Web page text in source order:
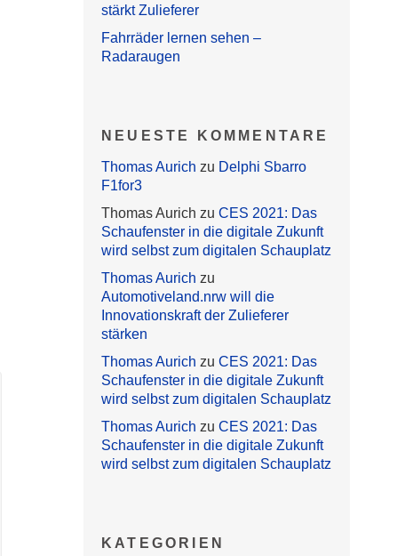
stärkt Zulieferer
Fahrräder lernen sehen –
Radaraugen
NEUESTE KOMMENTARE
Thomas Aurich zu Delphi Sbarro
F1for3
Thomas Aurich zu CES 2021: Das
Schaufenster in die digitale Zukunft
wird selbst zum digitalen Schauplatz
Thomas Aurich zu
Automotiveland.nrw will die
Innovationskraft der Zulieferer
stärken
Thomas Aurich zu CES 2021: Das
Schaufenster in die digitale Zukunft
wird selbst zum digitalen Schauplatz
Thomas Aurich zu CES 2021: Das
Schaufenster in die digitale Zukunft
wird selbst zum digitalen Schauplatz
KATEGORIEN